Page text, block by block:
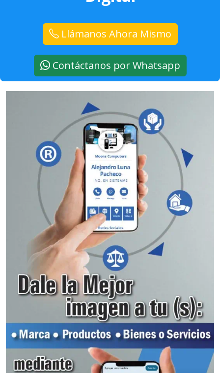
Llámanos Ahora Mismo
Contáctanos por Whatsapp